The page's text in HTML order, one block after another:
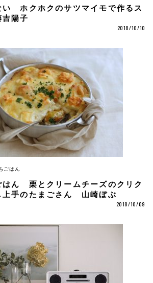
い ホクホクのサツマイモで作るス
陽子
2018/10/10
ごはん
はん 栗とクリームチーズのクリク
上手のたまごさん 山崎ぼぶ
2018/10/09